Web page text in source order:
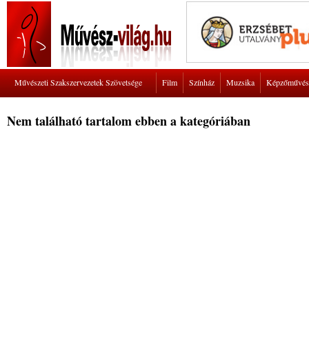
Művészeti Szakszervezetek Szövetsége Film Színház Muzsika
Nem található tartalom ebben a kategóriában